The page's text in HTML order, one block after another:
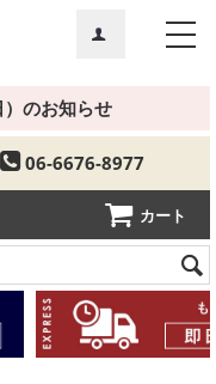
のお知らせ
06-6676-8977
カート